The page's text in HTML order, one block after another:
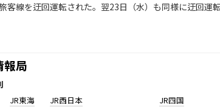
線を迂回運転された。翌23日（水）も同様に迂回運
報局
JR東海 JR西日本 JR四国